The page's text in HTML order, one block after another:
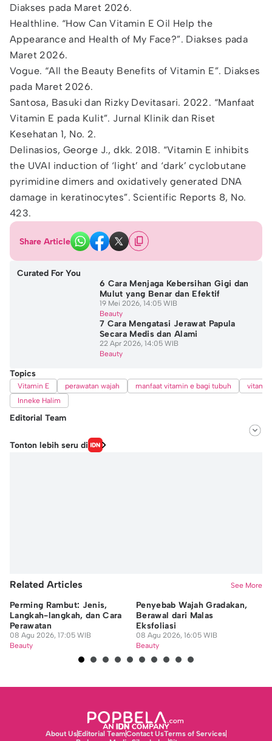
Diakses pada Maret 2026.
Healthline. “How Can Vitamin E Oil Help the
Appearance and Health of My Face?”. Diakses pada
Maret 2026.
Vogue. “All the Beauty Benefits of Vitamin E”. Diakses
pada Maret 2026.
Santosa, Basuki dan Rizky Devitasari. 2022. “Manfaat
Vitamin E pada Kulit”. Jurnal Klinik dan Riset
Kesehatan 1, No. 2.
Delinasios, George J., dkk. 2018. “Vitamin E inhibits
the UVAI induction of ‘light’ and ‘dark’ cyclobutane
pyrimidine dimers and oxidatively generated DNA
damage in keratinocytes”. Scientific Reports 8, No.
423.
Share Article
Curated For You
6 Cara Menjaga Kebersihan Gigi dan
Mulut yang Benar dan Efektif
19 Mei 2026, 14:05 WIB
Beauty
7 Cara Mengatasi Jerawat Papula
Secara Medis dan Alami
22 Apr 2026, 14:05 WIB
Beauty
Topics
Vitamin E perawatan wajah manfaat vitamin e bagi tubuh
Inneke Halim
Editorial Team
Editor
Tonton lebih seru di
Related Articles See More
Perming Rambut: Jenis,
Langkah-langkah, dan Cara
Perawatan
08 Agu 2026, 17:05 WIB
Beauty
Penyebab Wajah Gradakan,
Berawal dari Malas
Eksfoliasi
08 Agu 2026, 16:05 WIB
Beauty
About UsEditorial TeamContact UsTerms of Services